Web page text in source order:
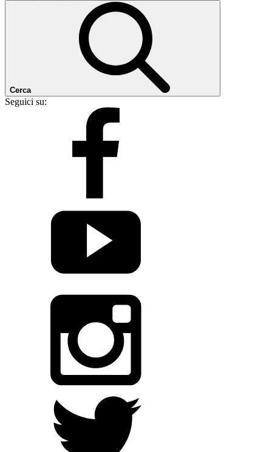
Cerca
Seguici su: